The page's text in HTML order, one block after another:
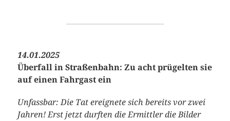
14.01.2025
Überfall in Straßenbahn: Zu acht prügelten sie
auf einen Fahrgast ein
Unfassbar: Die Tat ereignete sich bereits vor zwei
Jahren! Erst jetzt durften die Ermittler die Bilder